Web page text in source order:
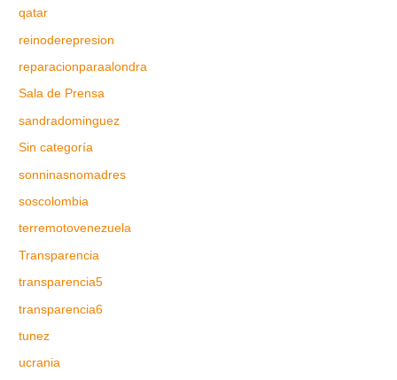
qatar
reinoderepresion
reparacionparaalondra
Sala de Prensa
sandradominguez
Sin categoría
sonninasnomadres
soscolombia
terremotovenezuela
Transparencia
transparencia5
transparencia6
tunez
ucrania